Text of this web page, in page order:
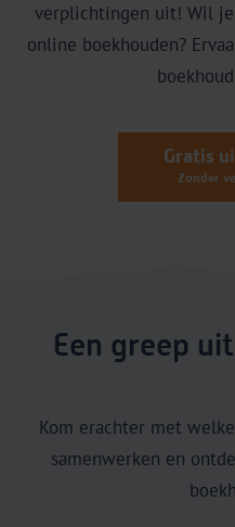
verplichtingen uit! Wil
online boekhouden?
Gratis
Zonder
Een greep
Kom erachter met welke
samenwerken en